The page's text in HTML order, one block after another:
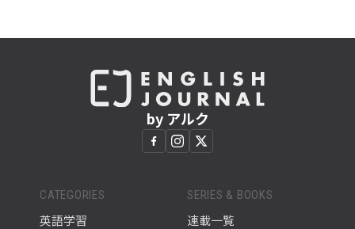
by アルク
CATEGORIES
英語学習
SERIES & BOOKS
連載一覧